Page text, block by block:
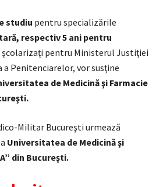
studiu pentru specializările
respectiv 5 ani pentru
pentru Ministerul Justiţiei
Penitenciarelor, vor susţine
de Medicină şi Farmacie
Militar Bucureşti urmează
Universitatea de Medicină şi
din Bucureşti.